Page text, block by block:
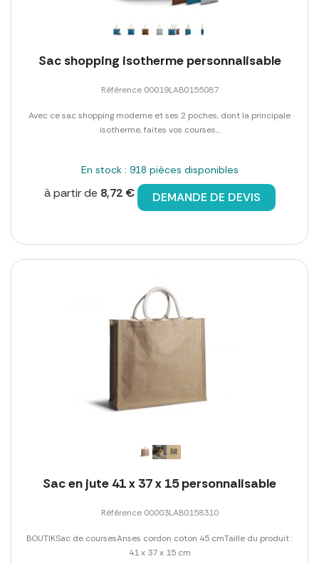
Sac shopping isotherme personnalisable
Référence 00019LAB0155087
Avec ce sac shopping moderne et ses 2 poches, dont la principale
isotherme, faites vos courses...
En stock : 918 pièces disponibles
à partir de 8,72 € DEMANDE DE DEVIS
Sac en jute 41 x 37 x 15 personnalisable
Référence 00003LAB0158310
BOUTIKSac de coursesAnses cordon coton 45 cmTaille du produit :
41 x 37 x 15 cm